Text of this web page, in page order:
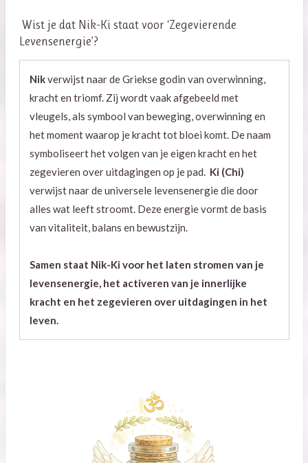
Wist je dat Nik-Ki staat voor ‘Zegevierende
Levensenergie’?
Nikverwijst naar de Griekse godin van overwinning,
kracht en triomf. Zij wordt vaak afgebeeld met
vleugels, als symbool van beweging, overwinning en
het moment waarop je kracht tot bloei komt. De naam
symboliseert het volgen van je eigen kracht en het
zegevieren over uitdagingen op je pad. Ki (Chi)
verwijst naar de universele levensenergie die door
alles wat leeft stroomt. Deze energie vormt de basis
van vitaliteit, balans en bewustzijn.
Samen staat Nik-Ki voor het laten stromen van je
levensenergie, het activeren van je innerlijke
kracht en het zegevieren over uitdagingen in het
leven.